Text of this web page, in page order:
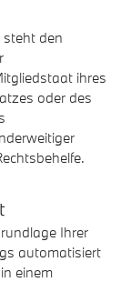
steht den
ihres
oder des
Ihrer
automatisiert
einem